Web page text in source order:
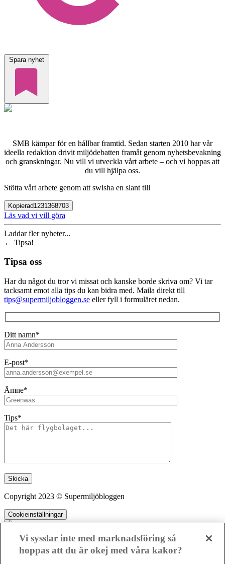
Spara nyhet
SMB kämpar för en hållbar framtid. Sedan starten 2010 har vår
ideella redaktion drivit miljödebatten framåt genom nyhetsbevakning
och granskningar. Nu vill vi utveckla vårt arbete – och vi hoppas att
du vill hjälpa oss.
Stötta vårt arbete genom att swisha en slant till
Kopierad1231368703
Läs vad vi vill göra
Laddar fler nyheter...
← Tipsa!
Tipsa oss
Har du något du tror vi missat och kanske borde skriva om? Vi tar
tacksamt emot alla tips du kan bidra med. Maila direkt till
tips@supermiljobloggen.se eller fyll i formuläret nedan.
Ditt namn*
E-post*
Ämne*
Tips*
Lämna detta fält tomt.
Copyright 2023 © Supermiljöbloggen
Cookieinställningar
Vi sysslar inte med marknadsföring så
hoppas att du är okej med våra kakor?